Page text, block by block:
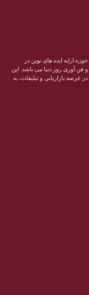
ارایه ایده های نوین در
و فن آوری روز دنیا می باشد. این
نوین در عرصه بازاریابی و تبلیغات، به